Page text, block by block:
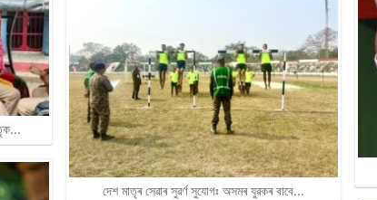
দেশ মাতৃৰ সেৱাৰ সুৱৰ্ণ সুযোগঃ অসমৰ যুৱকৰ বাবে…